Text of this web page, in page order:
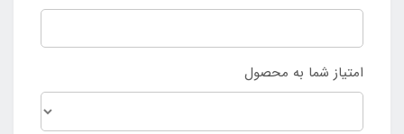
امتیاز شما به محصول